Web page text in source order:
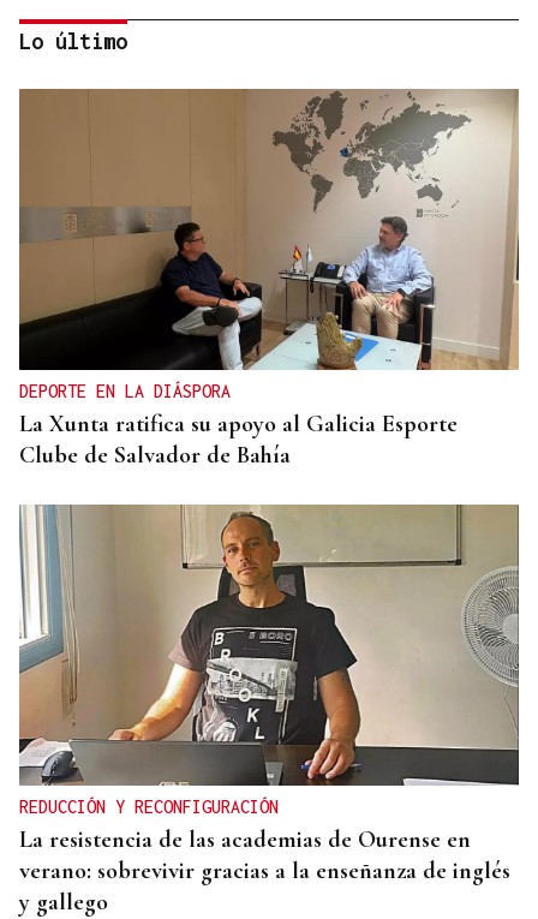
El Vaticano cerró 2025 con un patrimonio neto al
alza por la revalorización de su oro y sus
inmuebles
Lo último
DEPORTE EN LA DIÁSPORA
La Xunta ratifica su apoyo al Galicia Esporte
Clube de Salvador de Bahía
REDUCCIÓN Y RECONFIGURACIÓN
La resistencia de las academias de Ourense en
verano: sobrevivir gracias a la enseñanza de inglés
y gallego